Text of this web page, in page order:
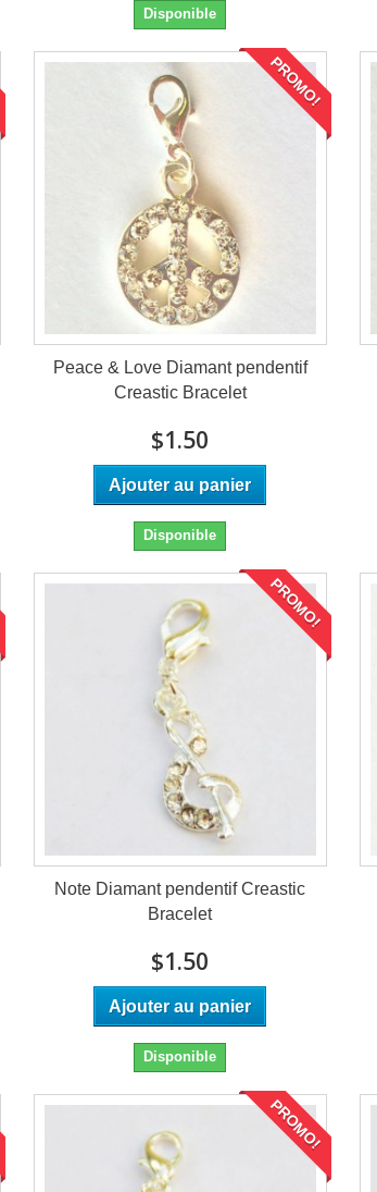
Disponible
PROMO!
Peace & Love Diamant pendentif
Creastic Bracelet
$1.50
Ajouter au panier
Disponible
PROMO!
Note Diamant pendentif Creastic
Bracelet
$1.50
Ajouter au panier
Disponible
PROMO!